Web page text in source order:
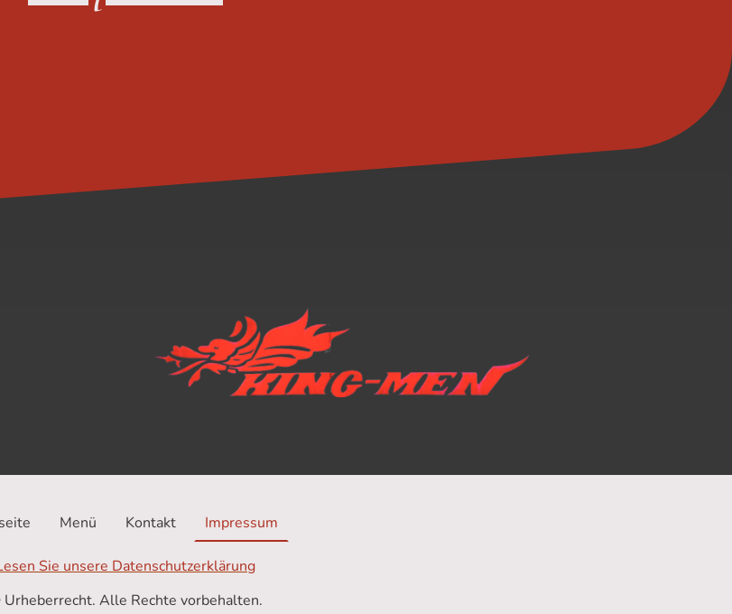
Menü Kontakt Impressum
Sie unsere Datenschutzerklärung
Alle Rechte vorbehalten.